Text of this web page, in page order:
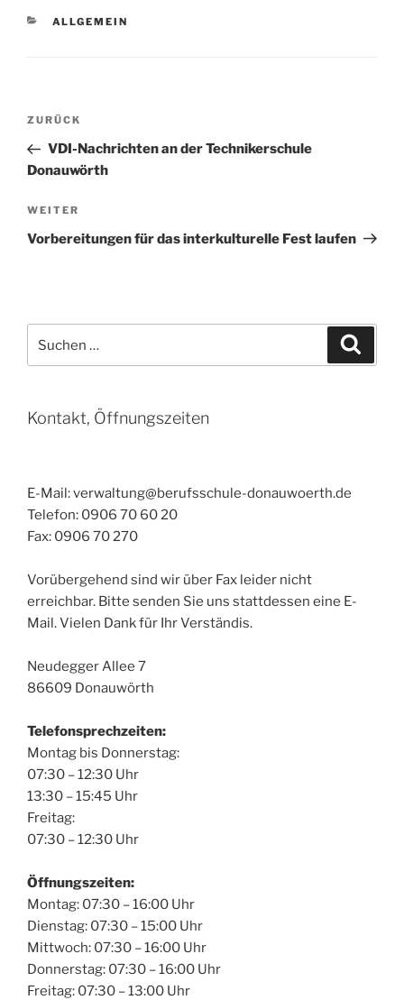
KATEGORIEN
ALLGEMEIN
Beitragsnavigation
Vorheriger
Beitrag
ZURÜCK
VDI-Nachrichten an der Technikerschule
Donauwörth
Nächster
Beitrag
WEITER
Vorbereitungen für das interkulturelle Fest laufen
nach:
Kontakt, Öffnungszeiten
E-Mail: verwaltung@berufsschule-donauwoerth.de
Telefon: 0906 70 60 20
Fax: 0906 70 270
Vorübergehend sind wir über Fax leider nicht
erreichbar. Bitte senden Sie uns stattdessen eine E-
Mail. Vielen Dank für Ihr Verständis.
Neudegger Allee 7
86609 Donauwörth
Telefonsprechzeiten:
Montag bis Donnerstag:
07:30 – 12:30 Uhr
13:30 – 15:45 Uhr
Freitag:
07:30 – 12:30 Uhr
Öffnungszeiten:
Montag: 07:30 – 16:00 Uhr
Dienstag: 07:30 – 15:00 Uhr
Mittwoch: 07:30 – 16:00 Uhr
Donnerstag: 07:30 – 16:00 Uhr
Freitag: 07:30 – 13:00 Uhr